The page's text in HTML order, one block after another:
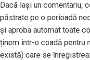
Dacă lași un comentariu,
păstrate pe o perioadă
și aproba automat toate
ținem într-o coadă pentru
există) care se